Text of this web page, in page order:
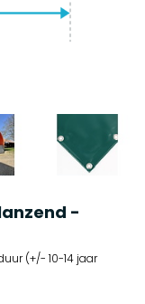
-
(+/- 10-14 jaar